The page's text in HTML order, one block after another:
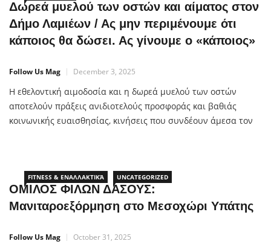
Δωρεά μυελού των οστών και αίματος στον
Δήμο Λαμιέων / Ας μην περιμένουμε ότι
κάποιος θα δώσει. Ας γίνουμε ο «κάποιος»
Follow Us Mag December 3, 2025
Η εθελοντική αιμοδοσία και η δωρεά μυελού των οστών
αποτελούν πράξεις ανιδιοτελούς προσφοράς και βαθιάς
κοινωνικής ευαισθησίας, κινήσεις που συνδέουν άμεσα τον
Εθελοντισμού και το Συμβούλιο Νέων […]
FITNESS & ΕΝΑΛΛΑΚΤΙΚΆ UNCATEGORIZED
ΟΜΙΛΟΣ ΦΙΛΩΝ ΔΑΣΟΥΣ:
Μανιταροεξόρμηση στο Μεσοχώρι Υπάτης
Follow Us Mag October 31, 2025